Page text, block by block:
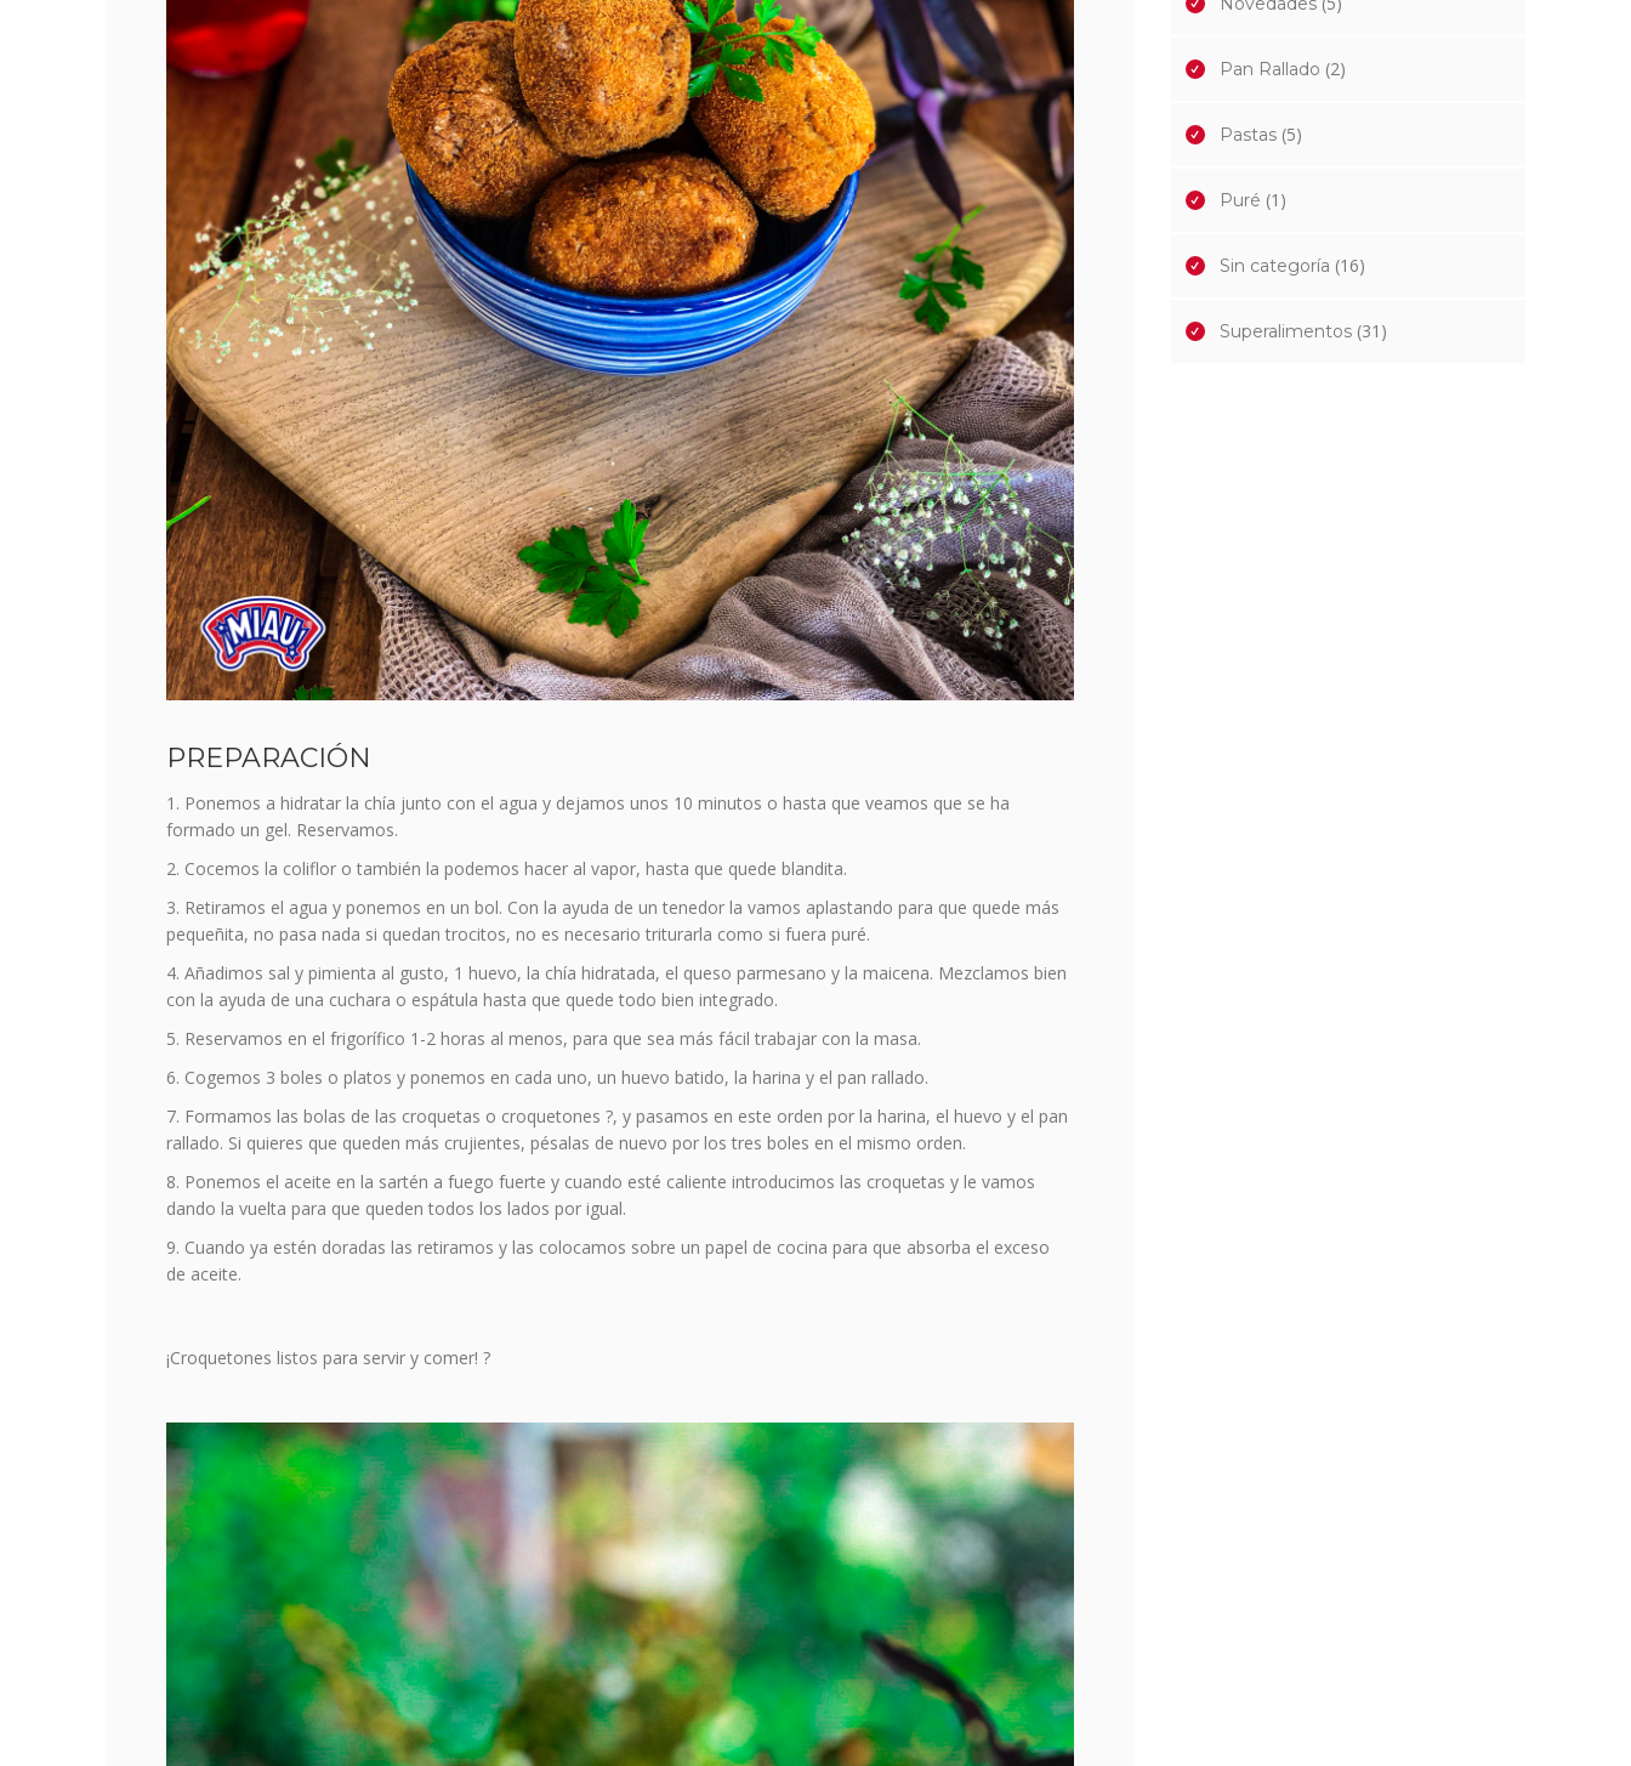
PREPARACIÓN
Ponemos a hidratar la chía junto con el agua y dejamos unos 10 minutos o hasta que veamos que se ha
formado un gel. Reservamos.
Cocemos la coliflor o también la podemos hacer al vapor, hasta que quede blandita.
Retiramos el agua y ponemos en un bol. Con la ayuda de un tenedor la vamos aplastando para que quede más
pequeñita, no pasa nada si quedan trocitos, no es necesario triturarla como si fuera puré.
Añadimos sal y pimienta al gusto, 1 huevo, la chía hidratada, el queso parmesano y la maicena. Mezclamos bien
con la ayuda de una cuchara o espátula hasta que quede todo bien integrado.
Reservamos en el frigorífico 1-2 horas al menos, para que sea más fácil trabajar con la masa.
Cogemos 3 boles o platos y ponemos en cada uno, un huevo batido, la harina y el pan rallado.
Formamos las bolas de las croquetas o croquetones ?, y pasamos en este orden por la harina, el huevo y el pan
rallado. Si quieres que queden más crujientes, pésalas de nuevo por los tres boles en el mismo orden.
Ponemos el aceite en la sartén a fuego fuerte y cuando esté caliente introducimos las croquetas y le vamos
dando la vuelta para que queden todos los lados por igual.
Cuando ya estén doradas las retiramos y las colocamos sobre un papel de cocina para que absorba el exceso
de aceite.
¡Croquetones listos para servir y comer! ?
Pan Rallado (2)
Pastas(5)
Puré (1)
Sin categoría (16)
Superalimentos(31)